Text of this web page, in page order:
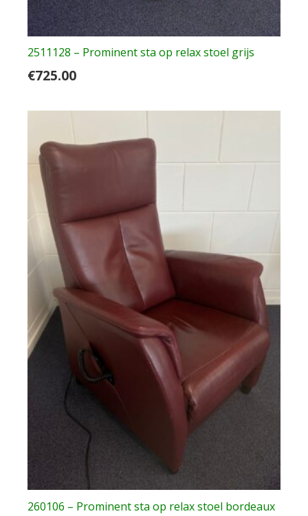
2511128 – Prominent sta op relax stoel grijs
€725.00
260106 – Prominent sta op relax stoel bordeaux